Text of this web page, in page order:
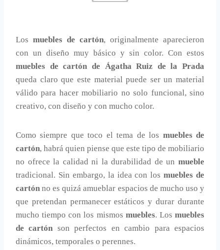
Los muebles de cartón, originalmente aparecieron
con un diseño muy básico y sin color. Con estos
muebles de cartón de Ágatha Ruiz de la Prada
queda claro que este material puede ser un material
válido para hacer mobiliario no solo funcional, sino
creativo, con diseño y con mucho color.
Como siempre que toco el tema de los muebles de
cartón, habrá quien piense que este tipo de mobiliario
no ofrece la calidad ni la durabilidad de un mueble
tradicional. Sin embargo, la idea con losmuebles de
cartón no es quizá amueblar espacios de mucho uso y
que pretendan permanecer estáticos y durar durante
mucho tiempo con los mismos muebles. Losmuebles
de cartón son perfectos en cambio para espacios
dinámicos, temporales o perennes.